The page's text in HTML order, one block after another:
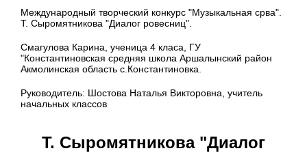
Международный творческий конкурс "Музыкальная срва".
Т. Сыромятникова "Диалог ровесниц".
Смагулова Карина, ученица 4 класа, ГУ
"Константиновская средняя школа Аршалынский район
Акмолинская область с.Константиновка.
Руководитель: Шостова Наталья Викторовна, учитель
начальных классов
Т. Сыромятникова "Диалог